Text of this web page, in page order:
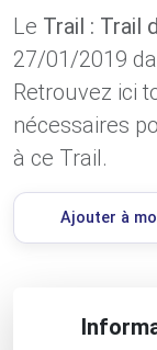
Le Trail : Trail
27/01/2019
Retrouvez ici
nécessaires
à ce Trail.
Ajouter à